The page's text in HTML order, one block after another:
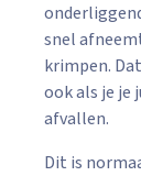
snel
krimpen.
ook als je je
afvallen.
Dit is